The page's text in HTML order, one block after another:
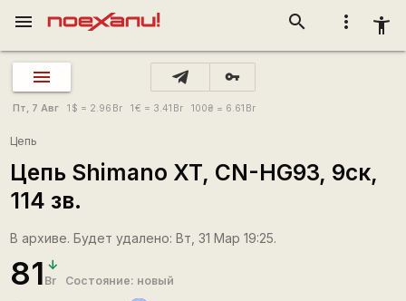
more_vert accessibility_new
search
menu
vpn_key
Пт, 7 Авг 1 $ = 2.96 Br 1€ = 3.41 Br 100₴ = 6.61 Br
Цепь
Цепь Shimano XT, CN-HG93, 9ск,
114 зв.
В архиве. Будет удалено: Вт, 31 Мар 19:25.
81 Br Состояние: новый